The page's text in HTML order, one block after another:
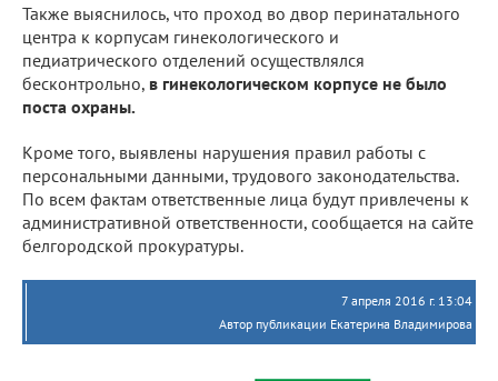
Также выяснилось, что проход во двор перинатального
центра к корпусам гинекологического и
педиатрического отделений осуществлялся
бесконтрольно, в гинекологическом корпусе не было
поста охраны.
Кроме того, выявлены нарушения правил работы с
персональными данными, трудового законодательства.
По всем фактам ответственные лица будут привлечены к
административной ответственности, сообщается на сайте
белгородской прокуратуры.
7 апреля 2016 г. 13:04
Автор публикации Екатерина Владимирова